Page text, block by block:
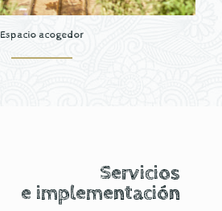
Espacio acogedor
Servicios
e implementación